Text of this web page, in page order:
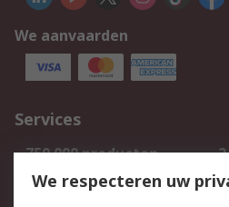
We aanvaarden
Services
750.000 producten
Bestellen
We respecteren uw